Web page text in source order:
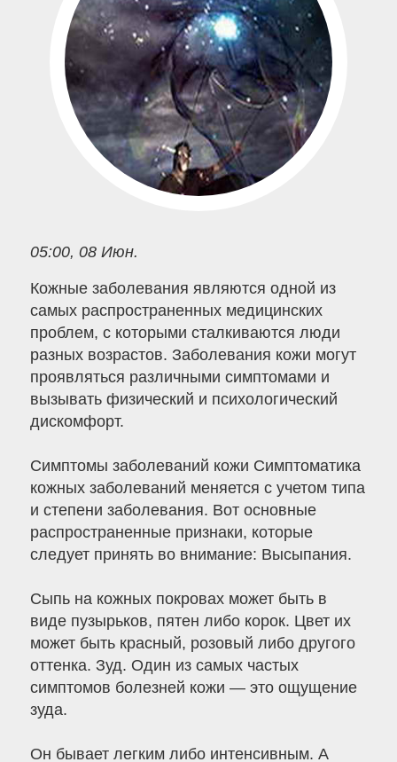
05:00, 08 Июн.
Кожные заболевания являются одной из
самых распространенных медицинских
проблем, с которыми сталкиваются люди
разных возрастов. Заболевания кожи могут
проявляться различными симптомами и
вызывать физический и психологический
дискомфорт.
Симптомы заболеваний кожи Симптоматика
кожных заболеваний меняется с учетом типа
и степени заболевания. Вот основные
распространенные признаки, которые
следует принять во внимание: Высыпания.
Сыпь на кожных покровах может быть в
виде пузырьков, пятен либо корок. Цвет их
может быть красный, розовый либо другого
оттенка. Зуд. Один из самых частых
симптомов болезней кожи — это ощущение
зуда.
Он бывает легким либо интенсивным. А